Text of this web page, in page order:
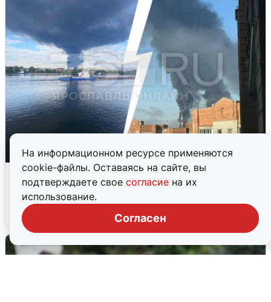
На информационном ресурсе применяются
cookie-файлы. Оставаясь на сайте, вы
подтверждаете свое согласие на их
использование.
Согласен
Ночная атака БПЛА на Ярославль:
попадания и последствия
6 августа